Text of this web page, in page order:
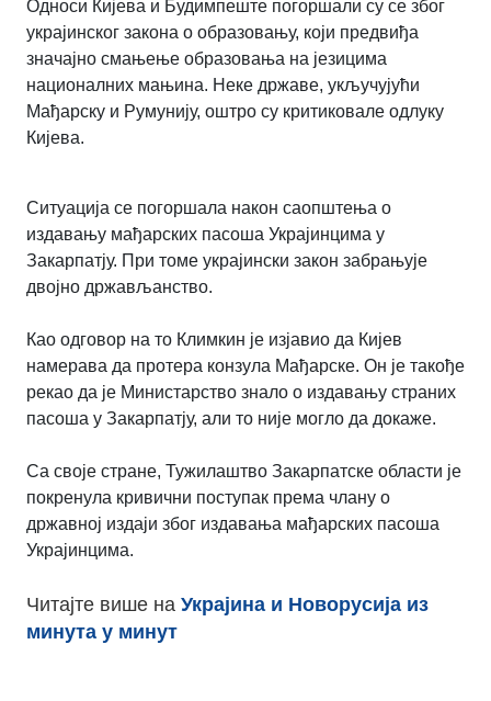
Односи Кијева и Будимпеште погоршали су се због
украјинског закона о образовању, који предвиђа
значајно смањење образовања на језицима
националних мањина. Неке државе, укључујући
Мађарску и Румунију, оштро су критиковале одлуку
Кијева.
Ситуација се погоршала након саопштења о
издавању мађарских пасоша Украјинцима у
Закарпатју. При томе украјински закон забрањује
двојно држављанство.
Као одговор на то Климкин је изјавио да Кијев
намерава да протера конзула Мађарске. Он је такође
рекао да је Министарство знало о издавању страних
пасоша у Закарпатју, али то није могло да докаже.
Са своје стране, Тужилаштво Закарпатске области је
покренула кривични поступак према члану о
државној издаји због издавања мађарских пасоша
Украјинцима.
Читајте више на Украјина и Новорусија из
минута у минут